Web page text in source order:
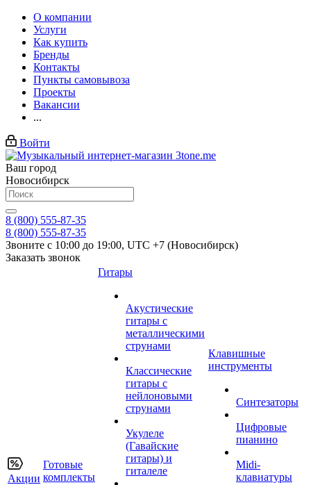
О компании
Услуги
Как купить
Бренды
Контакты
Пункты самовывоза
Проекты
Вакансии
...
Войти
Ваш город
Новосибирск
8 (800) 555-87-35
8 (800) 555-87-35
Звоните с 10:00 до 19:00, UTC +7 (Новосибирск)
Заказать звонок
Акции
Готовые
комплекты
Гитары
Акустические
гитары с
металлическими
струнами
Классические
гитары с
нейлоновыми
струнами
Укулеле
(Гавайские
гитары) и
гиталеле
Клавишные
инструменты
Синтезаторы
Цифровые
пианино
Midi-
клавиатуры